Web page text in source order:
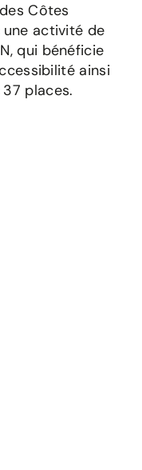
Côtes
une activité de
qui bénéficie
ainsi
places.